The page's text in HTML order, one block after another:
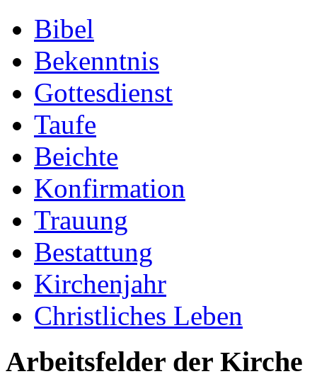
Bibel
Bekenntnis
Gottesdienst
Taufe
Beichte
Konfirmation
Trauung
Bestattung
Kirchenjahr
Christliches Leben
Arbeitsfelder der Kirche